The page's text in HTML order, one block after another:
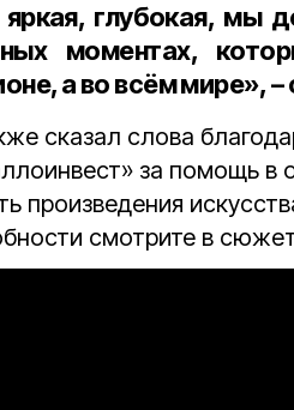
глубокая, мы
моментах,
а во всём мире»,
сказал слова
за помощь в
произведения
смотрите в